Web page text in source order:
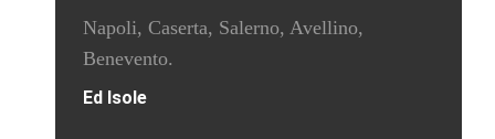
Napoli, Caserta, Salerno, Avellino,
Benevento.
Ed Isole